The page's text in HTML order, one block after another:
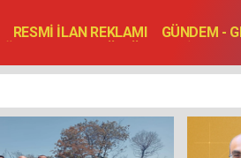
RESMİ İLAN REKLAMI GÜNDEM -
TOPLANTI - DÜĞÜN